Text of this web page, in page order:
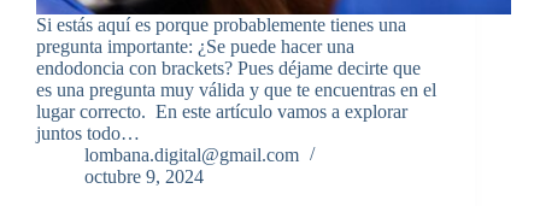
Si estás aquí es porque probablemente tienes una
pregunta importante: ¿Se puede hacer una
endodoncia con brackets? Pues déjame decirte que
es una pregunta muy válida y que te encuentras en el
lugar correcto. En este artículo vamos a explorar
juntos todo…
lombana.digital@gmail.com
octubre 9, 2024